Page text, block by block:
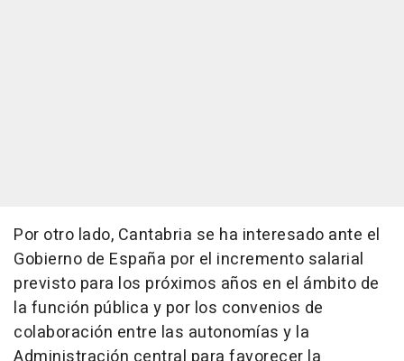
Por otro lado, Cantabria se ha interesado ante el
Gobierno de España por el incremento salarial
previsto para los próximos años en el ámbito de
la función pública y por los convenios de
colaboración entre las autonomías y la